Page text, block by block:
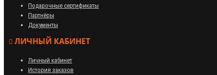
Подарочные сертификаты
Партнёры
Документы
ЛИЧНЫЙ КАБИНЕТ
Личный кабинет
История заказов